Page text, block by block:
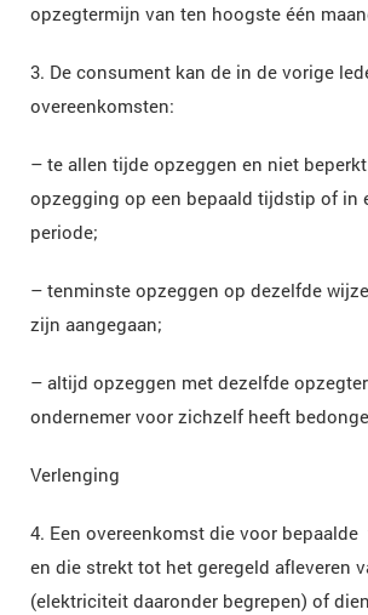
opzegtermijn van ten hoogste één
3. De consument kan de in de vorige
overeenkomsten:
– te allen tijde opzeggen en niet
opzegging op een bepaald tijdstip of in
periode;
– tenminste opzeggen op dezelfde
zijn aangegaan;
– altijd opzeggen met dezelfde
ondernemer voor zichzelf heeft
Verlenging
4. Een overeenkomst die voor
en die strekt tot het geregeld afleveren
(elektriciteit daaronder begrepen) of